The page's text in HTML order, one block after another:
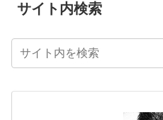
サイト内検索